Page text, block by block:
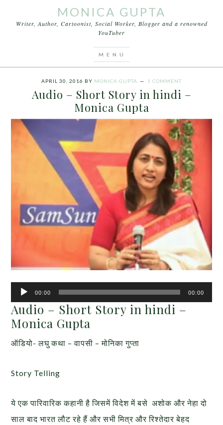
MONICA GUPTA
Writer, Author, Cartoonist, Social Worker, Blogger and a renowned
YouTuber
Story in hindi – Monica Gupta
APRIL 30, 2016 BY MONICA GUPTA 1 COMMENT
Audio – Short Story in hindi –
Monica Gupta
Audio
Player
00:00 00:00
Audio – Short Story in hindi –
Monica Gupta
ऑडियो- लघु कथा – वापसी – मोनिका गुप्ता
Story Telling
ये एक पारिवारिक कहानी है जिसमें विदेश में बसे अशोक और नेहा दो
साल बाद भारत लौट रहे हैं और सभी मित्र और रिश्तेदार बेहद